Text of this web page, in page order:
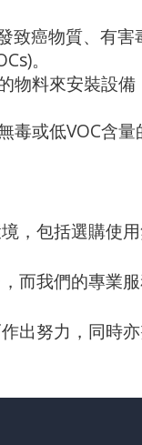
癌物質、有害
。
物料來安裝設備
毒或低VOC含量
包括選購使
我們的專業
出努力，同時亦